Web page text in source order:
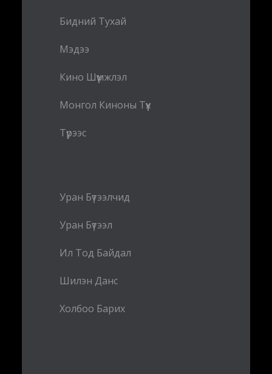
Бидний Тухай
Мэдээ
Кино Шүүмжлэл
Монгол Киноны Түүх
Түрээс
Уран Бүтээлчид
Уран Бүтээл
Ил Тод Байдал
Шилэн Данс
Холбоо Барих